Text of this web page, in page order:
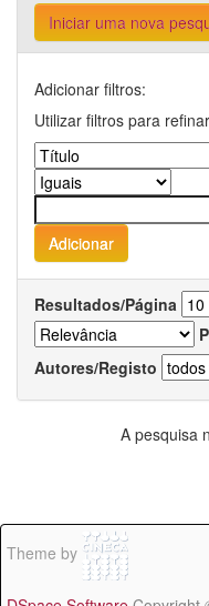
Iniciar uma nova
Adicionar filtros:
Utilizar filtros para
Resultados/Página
Autores/Registo
A pesquisa
Theme by